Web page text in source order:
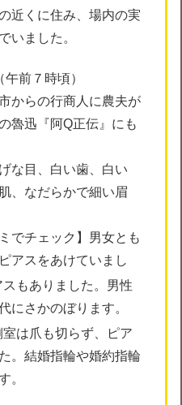
近くに住み、場内の実
いました。
前７時頃）
からの行商人に農夫が
魯迅『阿Q正伝』にも
な目、白い歯、白い
、なだらかで細い眉
でチェック】男女とも
アスをあけていまし
もありました。男性
にさかのぼります。
は爪も切らず、ピア
。結婚指輪や婚約指輪
。